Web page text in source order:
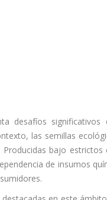
desafíos
las semillas
Producidas bajo
de insumos